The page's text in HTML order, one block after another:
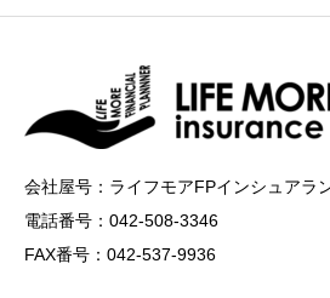
会社屋号：ライフモアFPインシュアラ
電話番号：042-508-3346
FAX番号：042-537-9936